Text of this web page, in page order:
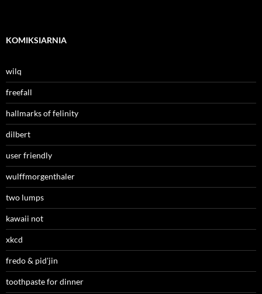
KOMIKSIARNIA
wilq
freefall
hallmarks of felinity
dilbert
user friendly
wulffmorgenthaler
two lumps
kawaii not
xkcd
fredo & pid'jin
toothpaste for dinner